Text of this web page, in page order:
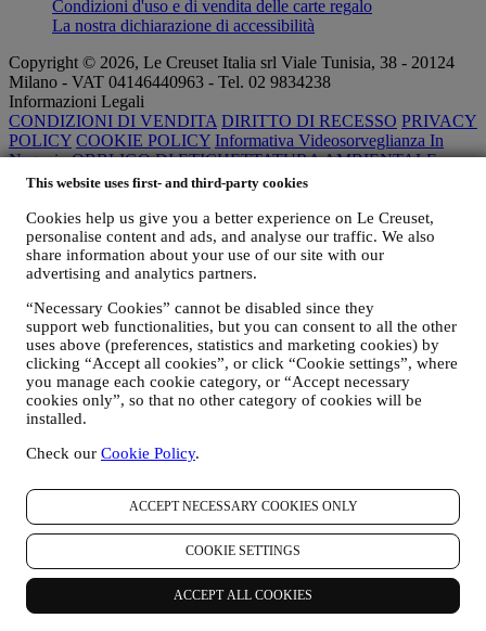
This website uses first- and third-party cookies
Cookies help us give you a better experience on Le Creuset,
personalise content and ads, and analyse our traffic. We also
share information about your use of our site with our
advertising and analytics partners.
“Necessary Cookies” cannot be disabled since they
support web functionalities, but you can consent to all the other
uses above (preferences, statistics and marketing cookies) by
clicking “Accept all cookies”, or click “Cookie settings”, where
you manage each cookie category, or “Accept necessary
cookies only”, so that no other category of cookies will be
installed.
Check our Cookie Policy.
ACCEPT NECESSARY COOKIES ONLY
COOKIE SETTINGS
ACCEPT ALL COOKIES
Condizioni d'uso e di vendita delle carte regalo
La nostra dichiarazione di accessibilità
Copyright © 2026, Le Creuset Italia srl ​​Viale Tunisia, 38 - 20124
Milano - VAT 04146440963 - Tel. 02 9834238
Informazioni Legali
CONDIZIONI DI VENDITA DIRITTO DI RECESSO PRIVACY
POLICY COOKIE POLICY Informativa Videosorveglianza In
Negozio OBBLIGO DI ETICHETTATURA AMBIENTALE
CONDIZIONI DI VENDITA PROMOZIONI
Informativa Sulla Privacy Le Creuset
L'Informativa sulla privacy qui sotto riportata si rivolge ai nostri
preghiamo di accedere alla Informativa Privacy B2B accessibile
Promettiamo di rispettare la vostra privacy e di proteggere i vostri
dati personali. Vi informeremo sempre di come utilizzeremo i vostri
dati e dei motivi dell’utilizzo.
La sicurezza degli acquisti online è la nostra priorità
I vostri dati personali sono conservati in modo sicuro e strettamente
confidenziale, in conformità alla normativa europea in materia di
protezione dei dati. Siamo consapevoli che la sicurezza è molto
importante al momento di effettuare acquisti online, pertanto
utilizziamo le tecnologie più avanzate per garantire che tutti i vostri
dati personali e i dettagli della vostra carta di credito siano
completamente protetti e restino interamente riservati.
Utilizziamo i dati per rendere i vostri acquisti semplici e
personalizzati.
Analizziamo in che modo gli utenti utilizzano il nostro sito web e i
nostri servizi per renderli sempre più fruibili e interessanti.